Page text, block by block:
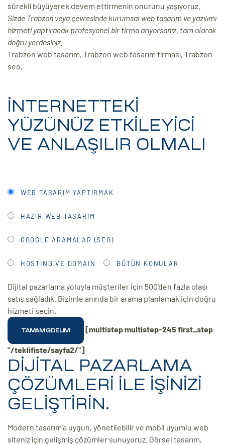
sürekli büyüyerek devem ettirmenin onurunu yaşıyoruz.
Sizde Trabzon veya çevresinde kurumsal web tasarım ve yazılımı
hizmeti yaptıracak profesyonel bir firma arıyorsanız, tam olarak
doğru yerdesiniz.
Trabzon web tasarım, Trabzon web tasarım firması, Trabzon
seo,
İNTERNETTEKİ
YÜZÜNÜZ ETKİLEYİCİ
VE ANLAŞILIR OLMALI
WEB TASARIM YAPTIRMAK
HAZIR WEB TASARIM
GOOGLE ARAMALAR (SEO)
HOSTING VE DOMAIN BÜTÜN KONULAR
Dijital pazarlama yoluyla müşteriler için 500'den fazla olası
satış sağladık. Bizimle anında bir arama planlamak için doğru
hizmeti seçin.
[multistep multistep-245 first_step
"/teklifiste/sayfa2/"]
DİJİTAL PAZARLAMA
ÇÖZÜMLERİ İLE İŞİNİZİ
GELİŞTİRİN.
Modern tasarım’a uygun, yönetilebilir ve mobil uyumlu web
siteniz için gelişmiş çözümler sunuyoruz. Görsel tasarım,